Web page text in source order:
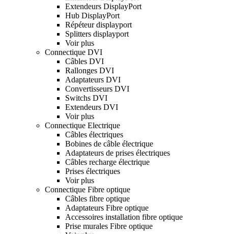
Extendeurs DisplayPort
Hub DisplayPort
Répéteur displayport
Splitters displayport
Voir plus
Connectique DVI
Câbles DVI
Rallonges DVI
Adaptateurs DVI
Convertisseurs DVI
Switchs DVI
Extendeurs DVI
Voir plus
Connectique Electrique
Câbles électriques
Bobines de câble électrique
Adaptateurs de prises électriques
Câbles recharge électrique
Prises électriques
Voir plus
Connectique Fibre optique
Câbles fibre optique
Adaptateurs Fibre optique
Accessoires installation fibre optique
Prise murales Fibre optique